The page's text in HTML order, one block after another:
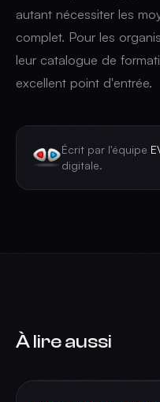
autant nécessiter les
complet. Pour les
leur catalogue de
excellent point d'entrée.
Écrit par l'équipe
digitale.
À lire aussi